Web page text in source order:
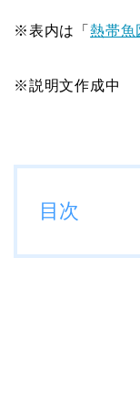
※表内は「 熱帯魚
※説明文作成中
目次